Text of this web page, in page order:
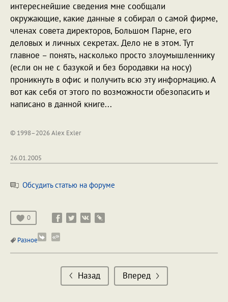
интереснейшие сведения мне сообщали
окружающие, какие данные я собирал о самой фирме,
членах совета директоров, Большом Парне, его
деловых и личных секретах. Дело не в этом. Тут
главное – понять, насколько просто злоумышленнику
(если он не с базукой и без бородавки на носу)
проникнуть в офис и получить всю эту информацию. А
вот как себя от этого по возможности обезопасить и
написано в данной книге...
© 1998–2026 Alex Exler
26.01.2005
Обсудить статью на форуме
0
Разное
Назад Вперед